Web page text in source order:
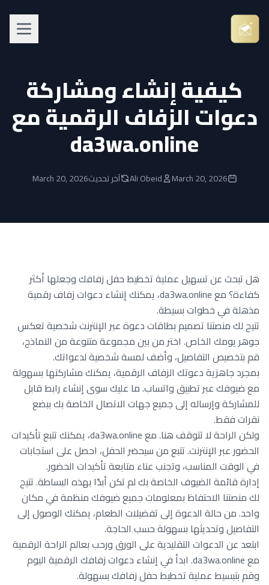
كيفية إنشاء ومشاركة
دعوات الزفاف الرقمية مع
da3wa.online
March 20, 2026
Ali Obeid آخر تحديثMarch 20, 2026
هل تبحث عن تسهيل عملية تخطيط حفل زفافك وجعلها أكثر
كفاءة؟ مع da3wa.online، يمكنك إنشاء دعوات زفاف رقمية
مذهلة في خطوات بسيطة.
تتيح لك منصتنا تصميم بطاقات دعوة عبر الإنترنت شخصية تعكس
جوهر يومك الخاص. اختر من بين مجموعة متنوعة من النماذج،
قم بتخصيص التفاصيل، وأضف لمسة شخصية لدعواتك.
بمجرد جاهزية دعوتك الزفاف الرقمية، يمكنك مشاركتها بسهولة
مع ضيوفك عبر تطبيق واتساب. ما عليك سوى إنشاء رابط قابل
للمشاركة وإرساله إلى جميع جهات الاتصال الخاصة بك ببضع
نقرات فقط.
ولكن الراحة لا تتوقف هنا. مع da3wa.online، يمكنك تتبع تأكيدات
الحضور عبر الإنترنت. تتبع من سيحضر الحفل، احصل على استجابات
في الوقت المناسب، وتجنب عناء متابعة تأكيدات الحضور.
إدارة قائمة الضيوف الخاصة بك لم تكن أبدًا بهذه البساطة. تتيح
لك منصتنا الاحتفاظ بمعلومات جميع ضيوفك منظمة في مكان
واحد. من حالة الدعوة إلى تفضيلات الطعام، يمكنك الوصول إلى
التفاصيل وتحديثها بسهولة حسب الحاجة.
ابتعد عن الدعوات التقليدية على الورق ورحب بعالم الراحة الرقمية
مع da3wa.online. ابدأ في إنشاء دعوات زفافك الرقمية اليوم
وقم بتبسيط عملية تخطيط حفل زفافك بسهولة.